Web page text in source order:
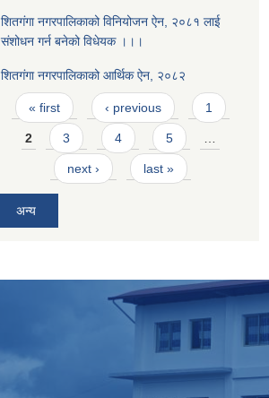
शितगंगा नगरपालिकाको विनियोजन ऐन, २०८१ लाई
संशोधन गर्न बनेको विधेयक ।।।
शितगंगा नगरपालिकाको आर्थिक ऐन, २०८२
Pages
« first ‹ previous 1
2 3 4 5
next › last »
अन्य